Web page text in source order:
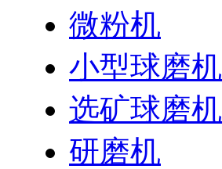
微粉机
小型球磨机
选矿球磨机
研磨机